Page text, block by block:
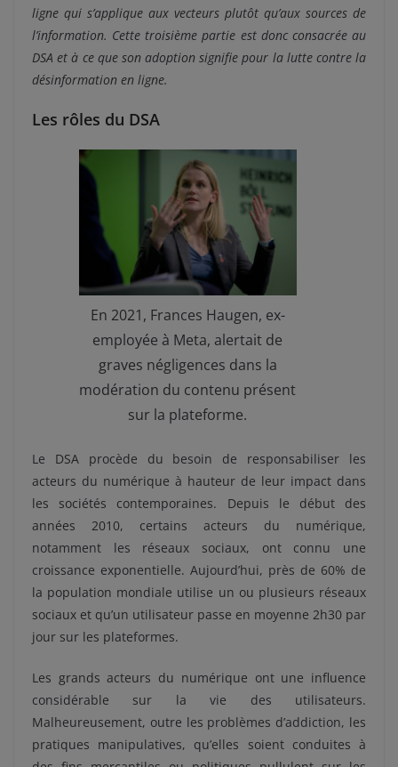
ligne qui s’applique aux vecteurs plutôt qu’aux sources de
l’information. Cette troisième partie est donc consacrée au
DSA et à ce que son adoption signifie pour la lutte contre la
désinformation en ligne.
Les rôles du DSA
En 2021, Frances Haugen, ex-
employée à Meta, alertait de
graves négligences dans la
modération du contenu présent
sur la plateforme.
Le DSA procède du besoin de responsabiliser les
acteurs du numérique à hauteur de leur impact dans
les sociétés contemporaines. Depuis le début des
années 2010, certains acteurs du numérique,
notamment les réseaux sociaux, ont connu une
croissance exponentielle. Aujourd’hui, près de 60% de
la population mondiale utilise un ou plusieurs réseaux
sociaux et qu’un utilisateur passe en moyenne 2h30 par
jour sur les plateformes.
Les grands acteurs du numérique ont une influence
considérable sur la vie des utilisateurs.
Malheureusement, outre les problèmes d’addiction, les
pratiques manipulatives, qu’elles soient conduites à